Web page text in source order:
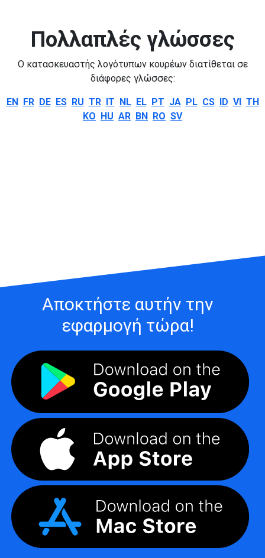
Πολλαπλές γλώσσες
Ο κατασκευαστής λογότυπων κουρέων διατίθεται σε
διάφορες γλώσσες:
EN FR DE ES RU TR IT NL EL PT JA PL CS ID VI TH
KO HU AR BN RO SV
Αποκτήστε αυτήν την
εφαρμογή τώρα!